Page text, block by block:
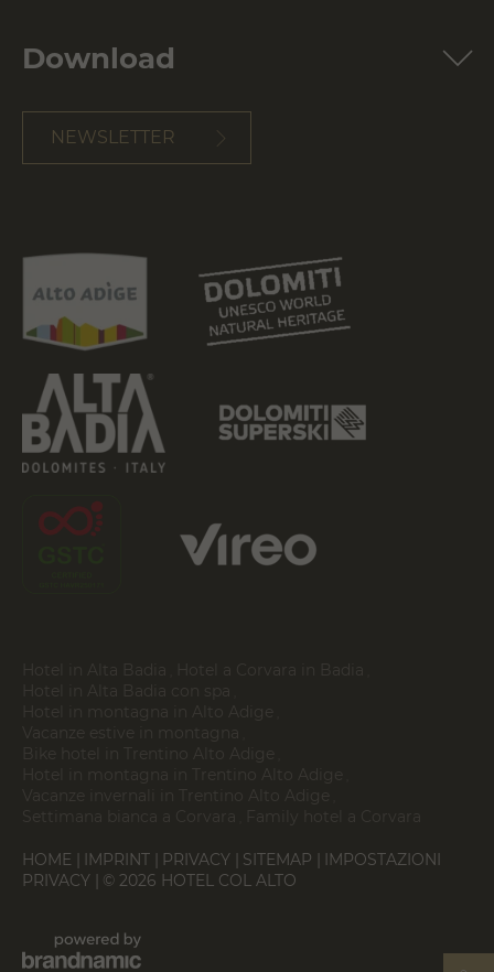
Download
NEWSLETTER
HOME IMPRINT PRIVACY SITEMAP
IMPOSTAZIONI
PRIVACY
© 2026 HOTEL COL ALTO